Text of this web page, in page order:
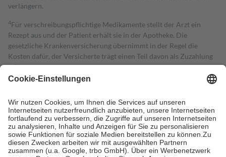
verlängern.
4Für verschreibungspflichtige Medikamente stellt der Arzt ein
Rezept aus und der Patient erhält sie in der Apotheke. Die
gesetzliche Krankenversicherung übernimmt in der Regel die
Kosten dafür, der Versicherte trägt einen Teil davon als Zuzahlung
mit.
Grundsätzlich leisten Mitglieder Zuzahlungen in Höhe von zehn
höchstens zehn Euro.
Es sind jedoch nie mehr als die tatsächlichen
Kosten der Leistung zu entrichten.
Diese Regeln gelten grundsätzlich auch für Online-Apotheken.
Bei Heilmitteln und häuslicher Krankenpflege beträgt die
Zuzahlung zehn Prozent der Kosten sowie zehn Euro je
Verordnung.